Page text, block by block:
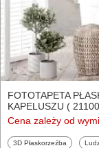
FOTOTAPETA
KAPELUSZU (
Cena zależy od
Fototapety
3D Płaskorzeźba